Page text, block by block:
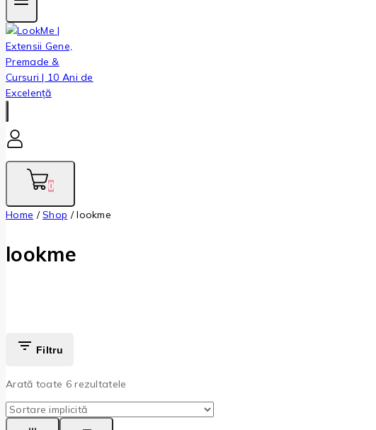
0
Home / Shop / lookme
lookme
Filtru
Arată toate 6rezultatele